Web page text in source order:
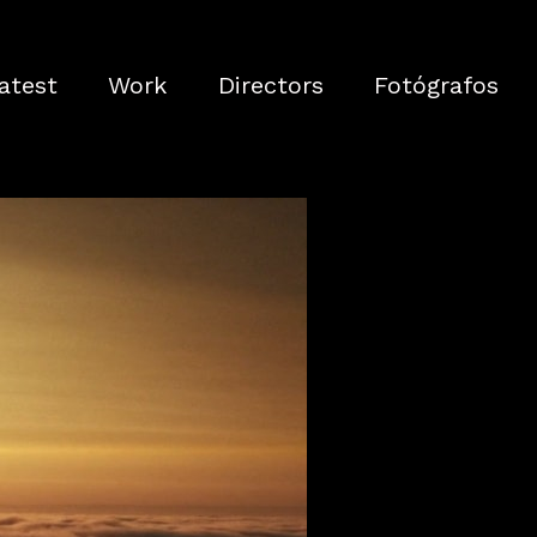
Work Directors Fotógrafos